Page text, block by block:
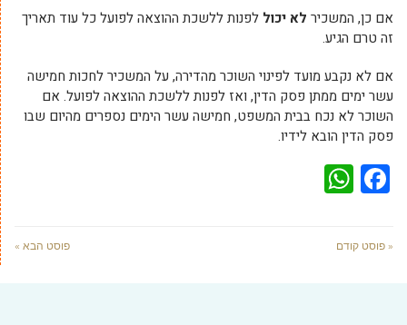
אם כן, המשכיר לא יכול לפנות ללשכת ההוצאה לפועל כל עוד תאריך
זה טרם הגיע.
אם לא נקבע מועד לפינוי השוכר מהדירה, על המשכיר לחכות חמישה
עשר ימים ממתן פסק הדין, ואז לפנות ללשכת ההוצאה לפועל. אם
השוכר לא נכח בבית המשפט, חמישה עשר הימים נספרים מהיום שבו
פסק הדין הובא לידיו.
Facebook
« פוסט קודם פוסט הבא »